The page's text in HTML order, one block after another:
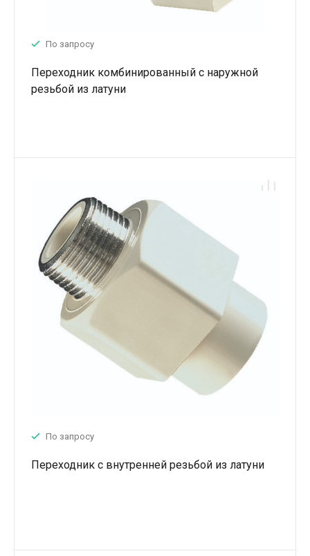
По запросу
Переходник комбинированный с наружной
резьбой из латуни
По запросу
Переходник с внутренней резьбой из латуни